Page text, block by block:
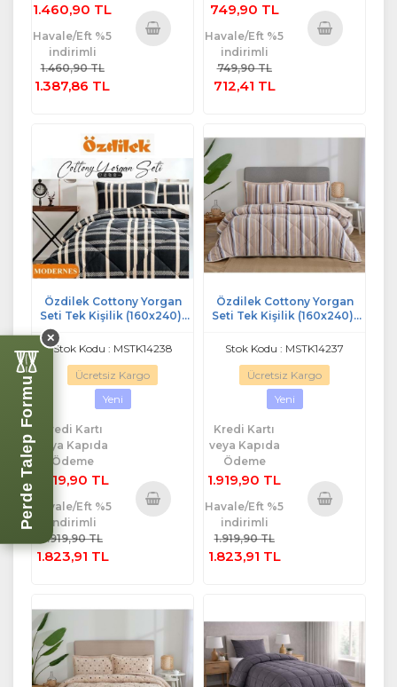
1.460,90 TL
Havale/Eft %5
indirimli
1.460,90 TL
1.387,86 TL
749,90 TL
Havale/Eft %5
indirimli
749,90 TL
712,41 TL
Özdilek Cottony Yorgan
Seti Tek Kişilik (160x240)-
Stok Kodu : MSTK14238
Ücretsiz Kargo
Yeni
Kredi Kartı
veya Kapıda
Ödeme
1.919,90 TL
Havale/Eft %5
indirimli
1.919,90 TL
1.823,91 TL
Özdilek Cottony Yorgan
Seti Tek Kişilik (160x240)-
Stok Kodu : MSTK14237
Ücretsiz Kargo
Yeni
Kredi Kartı
veya Kapıda
Ödeme
1.919,90 TL
Havale/Eft %5
indirimli
1.919,90 TL
1.823,91 TL
Perde Talep Formu
✕